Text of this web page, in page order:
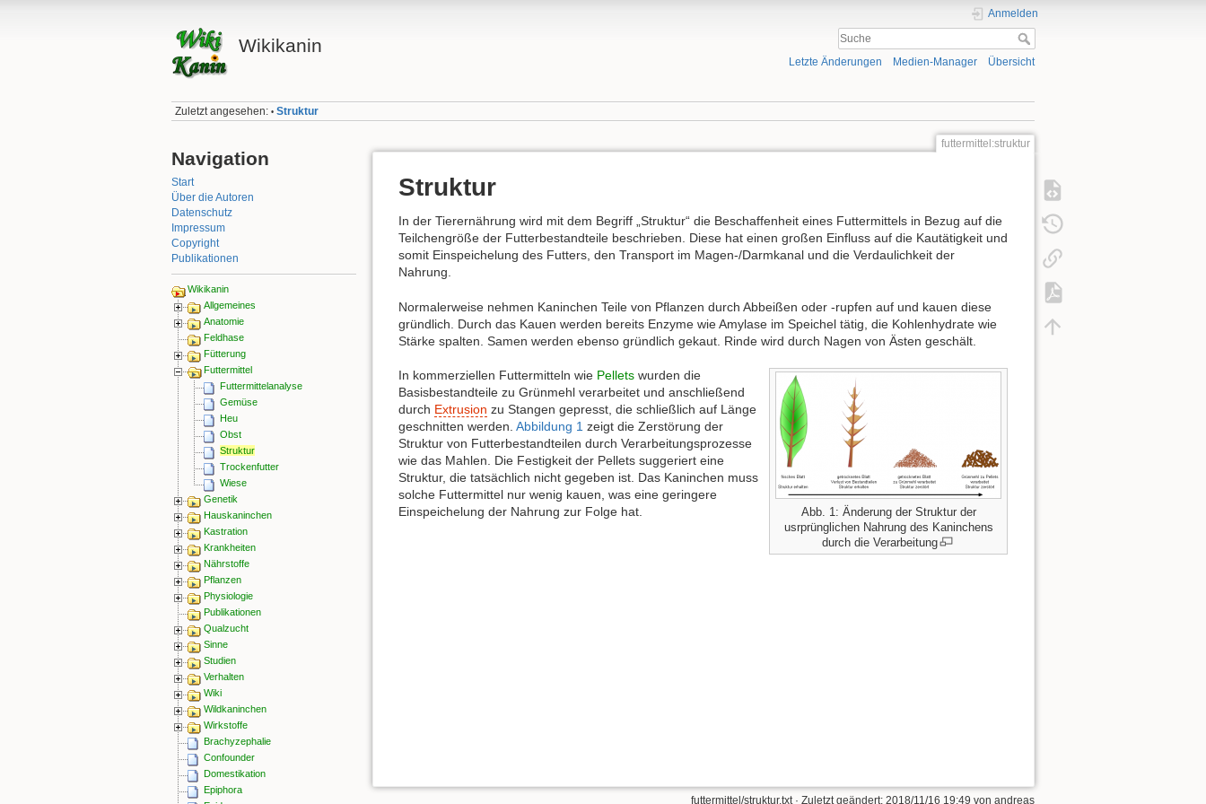
Wikikanin
Anmelden
Letzte Änderungen Medien-Manager Übersicht
Zuletzt angesehen: • Struktur
Navigation
Start
Über die Autoren
Datenschutz
Impressum
Copyright
Publikationen
Wikikanin
Allgemeines
Anatomie
Feldhase
Fütterung
Futtermittel
Futtermittelanalyse
Gemüse
Heu
Obst
Struktur
Trockenfutter
Wiese
Genetik
Hauskaninchen
Kastration
Krankheiten
Nährstoffe
Pflanzen
Physiologie
Publikationen
Qualzucht
Sinne
Studien
Verhalten
Wiki
Wildkaninchen
Wirkstoffe
Brachyzephalie
Confounder
Domestikation
Epiphora
futtermittel:struktur
Struktur
In der Tierernährung wird mit dem Begriff „Struktur“ die Beschaffenheit eines Futtermittels in Bezug auf die
Teilchengröße der Futterbestandteile beschrieben. Diese hat einen großen Einfluss auf die Kautätigkeit und
somit Einspeichelung des Futters, den Transport im Magen-/Darmkanal und die Verdaulichkeit der
Nahrung.
Normalerweise nehmen Kaninchen Teile von Pflanzen durch Abbeißen oder -rupfen auf und kauen diese
gründlich. Durch das Kauen werden bereits Enzyme wie Amylase im Speichel tätig, die Kohlenhydrate wie
Stärke spalten. Samen werden ebenso gründlich gekaut. Rinde wird durch Nagen von Ästen geschält.
Abb. 1: Änderung der Struktur der
usrprünglichen Nahrung des Kaninchens
durch die Verarbeitung
In kommerziellen Futtermitteln wie Pellets wurden die
Basisbestandteile zu Grünmehl verarbeitet und anschließend
durch Extrusion zu Stangen gepresst, die schließlich auf Länge
geschnitten werden. Abbildung 1 zeigt die Zerstörung der
Struktur von Futterbestandteilen durch Verarbeitungsprozesse
wie das Mahlen. Die Festigkeit der Pellets suggeriert eine
Struktur, die tatsächlich nicht gegeben ist. Das Kaninchen muss
solche Futtermittel nur wenig kauen, was eine geringere
Einspeichelung der Nahrung zur Folge hat.
futtermittel/struktur.txt· Zuletzt geändert: 2018/11/16 19:49 von andreas